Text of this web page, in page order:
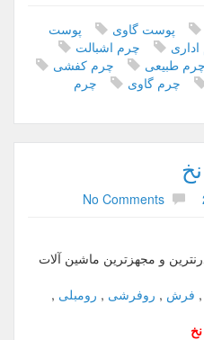
چ
ر
م
گ
,
م
ی
چ
پوست گاوی
پوست
چرم اشبالت
چرم طبیعی
چرم کفشی
چرم گاوی
چرم
No Comments
و مجهزترین ماشین آلات
, فرش , روفرشی , رومبلی ,